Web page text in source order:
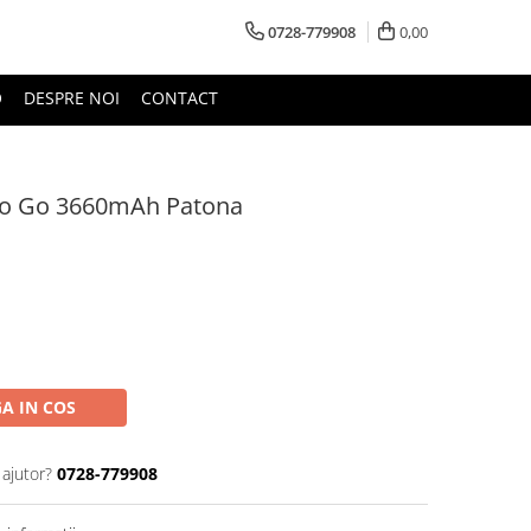
0728-779908 0,00
DESPRE NOI CONTACT
Go 3660mAh Patona
IN COS
0728-779908